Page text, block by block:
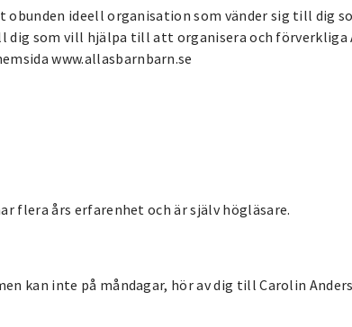
ideell organisation som vänder sig till dig
som vill hjälpa till att organisera och förverkliga
www.allasbarnbarn.se
flera års erfarenhet och är själv högläsare.
kan inte på måndagar, hör av dig till Carolin